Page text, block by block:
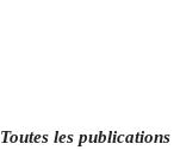
Toutes les publications